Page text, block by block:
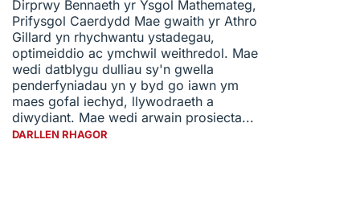
Dirprwy Bennaeth yr Ysgol Mathemateg,
Prifysgol Caerdydd Mae gwaith yr Athro
Gillard yn rhychwantu ystadegau,
optimeiddio ac ymchwil weithredol. Mae
wedi datblygu dulliau sy'n gwella
penderfyniadau yn y byd go iawn ym
maes gofal iechyd, llywodraeth a
diwydiant. Mae wedi arwain prosiecta...
DARLLEN RHAGOR